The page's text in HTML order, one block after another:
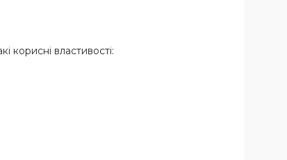
корисні властивості: